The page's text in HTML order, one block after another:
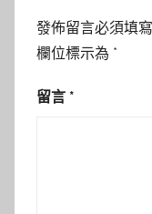
發佈留言必須填
欄位標示為 *
留言 *